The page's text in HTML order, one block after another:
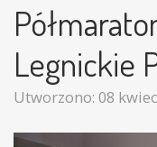
Legnickie
Utworzono: 08